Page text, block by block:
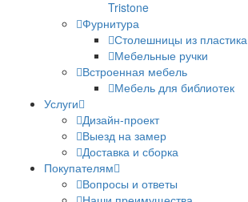
Tristone
Фурнитура
Столешницы из пластика
Мебельные ручки
Встроенная мебель
Мебель для библиотек
Услуги
Дизайн-проект
Выезд на замер
Доставка и сборка
Покупателям
Вопросы и ответы